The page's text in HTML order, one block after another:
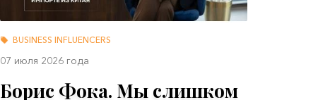
BUSINESS INFLUENCERS
07 июля 2026 года
Борис Фока. Мы слишком